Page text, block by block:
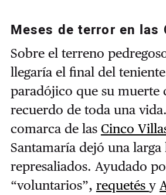
Meses de terror en las
Sobre el terreno
llegaría el final del
paradójico que su muerte
recuerdo de toda una
comarca de las Cinco
Santamaría dejó una larga
represaliados. Ayudado
“voluntarios”, requetés y